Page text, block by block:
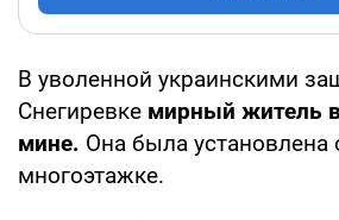
В уволенной украинскими
Снегиревке мирный житель
мине. Она была установлена
многоэтажке.